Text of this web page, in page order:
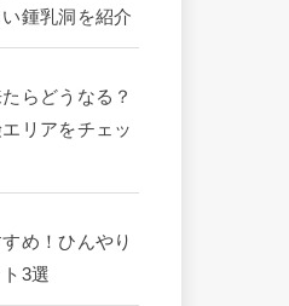
鍾乳洞を紹介
らどうなる？
リアをチェッ
め！ひんやり
3選